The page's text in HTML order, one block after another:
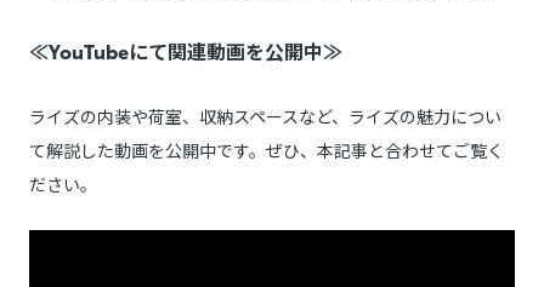
≪YouTubeにて関連動画を公開中≫
ライズの内装や荷室、収納スペースなど、ライズの魅力につい
て解説した動画を公開中です。ぜひ、本記事と合わせてご覧く
ださい。